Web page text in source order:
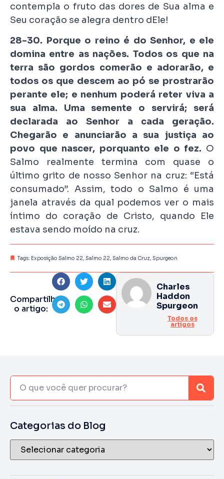
contempla o fruto das dores de Sua alma e
Seu coração se alegra dentro dEle!
28-30. Porque o reino é do Senhor, e ele
domina entre as nações. Todos os que na
terra são gordos comerão e adorarão, e
todos os que descem ao pó se prostrarão
perante ele; e nenhum poderá reter viva a
sua alma. Uma semente o servirá; será
declarada ao Senhor a cada geração.
Chegarão e anunciarão a sua justiça ao
povo que nascer, porquanto ele o fez. O
Salmo realmente termina com quase o
último grito de nosso Senhor na cruz: “Está
consumado”. Assim, todo o Salmo é uma
janela através da qual podemos ver o mais
íntimo do coração de Cristo, quando Ele
estava sendo moído na cruz.
Tags: Exposição Salmo 22, Salmo 22, Salmo da Cruz, Spurgeon
Compartilhe
o artigo:
Charles
Haddon
Spurgeon
Todos os
artigos
Categorias do Blog